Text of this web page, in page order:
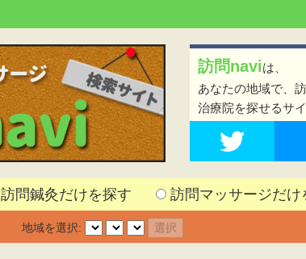
訪問naviは、
あなたの地域で、
治療院を探せるサ
訪問鍼灸だけを探す 訪問マッサージだけ
地域を選択: